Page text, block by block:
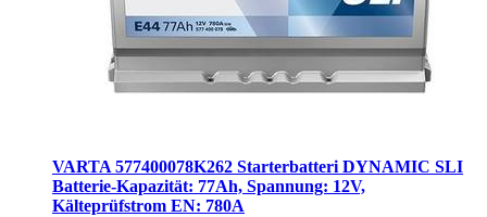
VARTA 577400078K262 Starterbatteri DYNAMIC SLI
Batterie-Kapazität: 77Ah, Spannung: 12V,
Kälteprüfstrom EN: 780A